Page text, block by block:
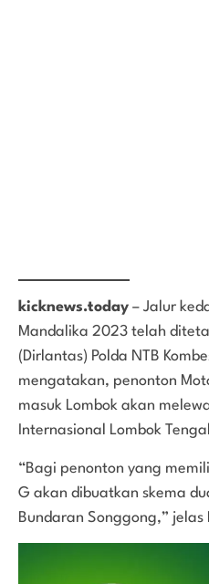
kicknews.today – Jalur
Mandalika 2023 telah
(Dirlantas) Polda NTB
mengatakan, penonton
masuk Lombok akan
Internasional Lombok
“Bagi penonton yang
G akan dibuatkan skema
Bundaran Songgong,”